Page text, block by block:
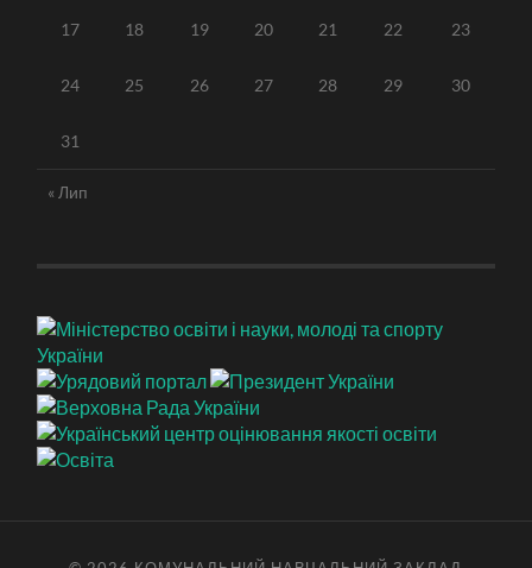
17 18 19 20 21 22 23
24 25 26 27 28 29 30
31
« Лип